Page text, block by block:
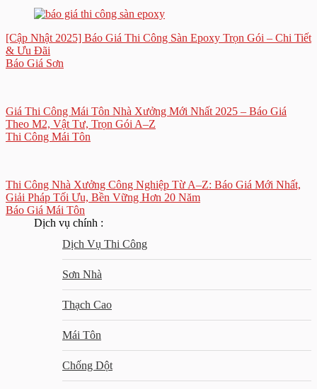
[Cập Nhật 2025] Báo Giá Thi Công Sàn Epoxy Trọn Gói – Chi Tiết
& Ưu Đãi
Báo Giá Sơn
Giá Thi Công Mái Tôn Nhà Xưởng Mới Nhất 2025 – Báo Giá
Theo M2, Vật Tư, Trọn Gói A–Z
Thi Công Mái Tôn
Thi Công Nhà Xưởng Công Nghiệp Từ A–Z: Báo Giá Mới Nhất,
Giải Pháp Tối Ưu, Bền Vững Hơn 20 Năm
Báo Giá Mái Tôn
Dịch vụ chính :
Dịch Vụ Thi Công
Sơn Nhà
Thạch Cao
Mái Tôn
Chống Dột